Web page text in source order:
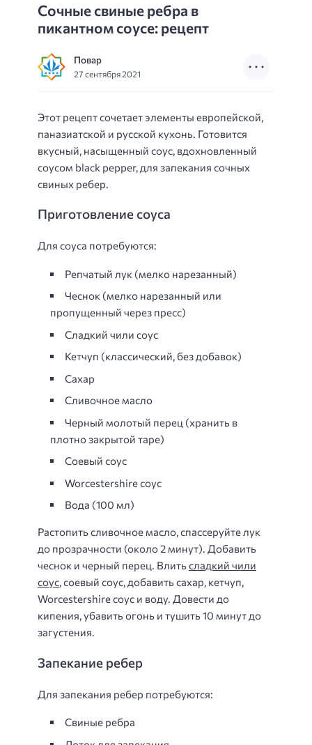
Сочные свиные ребра в
пикантном соусе: рецепт
Повар
27 сентября 2021
Этот рецепт сочетает элементы европейской,
паназиатской и русской кухонь. Готовится
вкусный, насыщенный соус, вдохновленный
соусом black pepper, для запекания сочных
свиных ребер.
Приготовление соуса
Для соуса потребуются:
Репчатый лук (мелко нарезанный)
Чеснок (мелко нарезанный или
пропущенный через пресс)
Сладкий чили соус
Кетчуп (классический, без добавок)
Сахар
Сливочное масло
Черный молотый перец (хранить в
плотно закрытой таре)
Соевый соус
Worcestershire соус
Вода (100 мл)
Растопить сливочное масло, спассеруйте лук
до прозрачности (около 2 минут). Добавить
чеснок и черный перец. Влитьсладкий чили
соус, соевый соус, добавить сахар, кетчуп,
Worcestershire соус и воду. Довести до
кипения, убавить огонь и тушить 10 минут до
загустения.
Запекание ребер
Для запекания ребер потребуются:
Свиные ребра